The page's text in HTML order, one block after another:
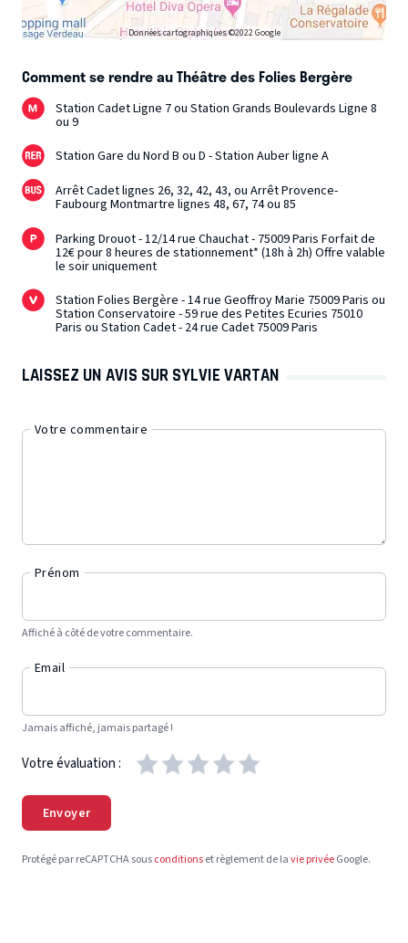
Données cartographiques ©2022 Google
Comment se rendre au Théâtre des Folies Bergère
Station Cadet Ligne 7 ou Station Grands Boulevards Ligne 8
ou 9
Station Gare du Nord B ou D - Station Auber ligne A
Arrêt Cadet lignes 26, 32, 42, 43, ou Arrêt Provence-
Faubourg Montmartre lignes 48, 67, 74 ou 85
Parking Drouot - 12/14 rue Chauchat - 75009 Paris Forfait de
12€ pour 8 heures de stationnement* (18h à 2h) Offre valable
le soir uniquement
Station Folies Bergère - 14 rue Geoffroy Marie 75009 Paris ou
Station Conservatoire - 59 rue des Petites Ecuries 75010
Paris ou Station Cadet - 24 rue Cadet 75009 Paris
LAISSEZ UN AVIS SUR SYLVIE VARTAN
Votre commentaire
Prénom
Affiché à côté de votre commentaire.
Email
Jamais affiché, jamais partagé !
Votre évaluation :
Envoyer
Protégé par reCAPTCHA sousconditionset règlement de lavie privéeGoogle.